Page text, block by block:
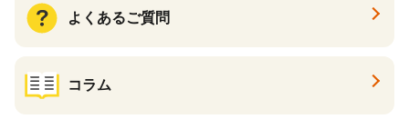
よくあるご質問
コラム